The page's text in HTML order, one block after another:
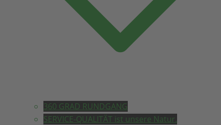
360 GRAD RUNDGANG
SERVICE-QUALITÄT ist unsere Natur.